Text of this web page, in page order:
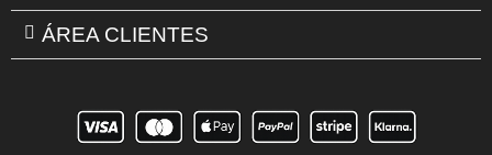
ÁREA CLIENTES